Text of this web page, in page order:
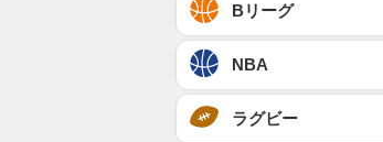
Bリーグ
NBA
ラグビー